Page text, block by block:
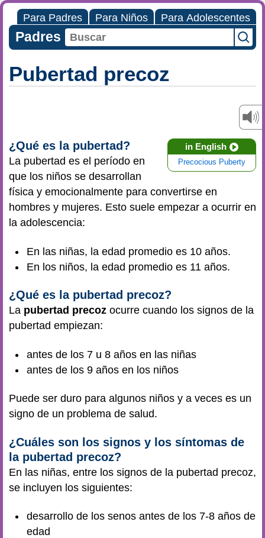
Para Padres Para Niños Para Adolescentes
Padres
Pubertad precoz
in English
Precocious Puberty
¿Qué es la pubertad?
La pubertad es el período en
que los niños se desarrollan
física y emocionalmente para convertirse en
hombres y mujeres. Esto suele empezar a ocurrir en
la adolescencia:
En las niñas, la edad promedio es 10 años.
En los niños, la edad promedio es 11 años.
¿Qué es la pubertad precoz?
La pubertad precoz ocurre cuando los signos de la
pubertad empiezan:
antes de los 7 u 8 años en las niñas
antes de los 9 años en los niños
Puede ser duro para algunos niños y a veces es un
signo de un problema de salud.
¿Cuáles son los signos y los síntomas de
la pubertad precoz?
En las niñas, entre los signos de la pubertad precoz,
se incluyen los siguientes:
desarrollo de los senos antes de los 7-8 años de
edad